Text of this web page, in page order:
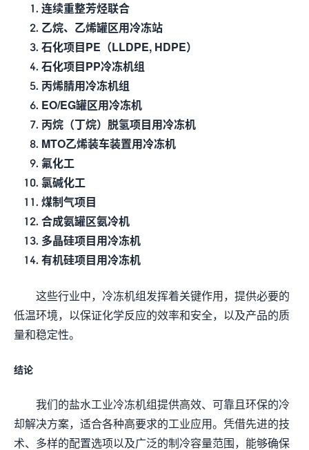
连续重整芳烃联合
乙烷、乙烯罐区用冷冻站
石化项目PE（LLDPE, HDPE）
石化项目PP冷冻机组
丙烯腈用冷冻机组
EO/EG罐区用冷冻机
丙烷（丁烷）脱氢项目用冷冻机
MTO乙烯装车装置用冷冻机
氟化工
氯碱化工
煤制气项目
合成氨罐区氨冷机
多晶硅项目用冷冻机
有机硅项目用冷冻机
这些行业中，冷冻机组发挥着关键作用，提供必要的
低温环境，以保证化学反应的效率和安全，以及产品的质
量和稳定性。
结论
我们的盐水工业冷冻机组提供高效、可靠且环保的冷
却解决方案，适合各种高要求的工业应用。凭借先进的技
术、多样的配置选项以及广泛的制冷容量范围，能够确保